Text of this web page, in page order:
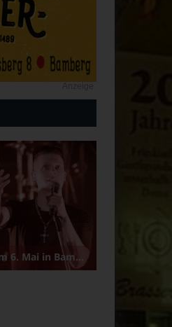
Mai in Bamberg